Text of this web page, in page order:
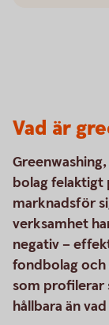
Vad är
bolag felaktigt
marknadsför
verksamhet
negativ –
fondbolag och
som profilerar
hållbara än